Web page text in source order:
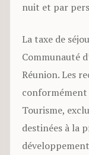
nuit et par
La taxe de
Communauté
Réunion. Les
conformément
Tourisme,
destinées à la